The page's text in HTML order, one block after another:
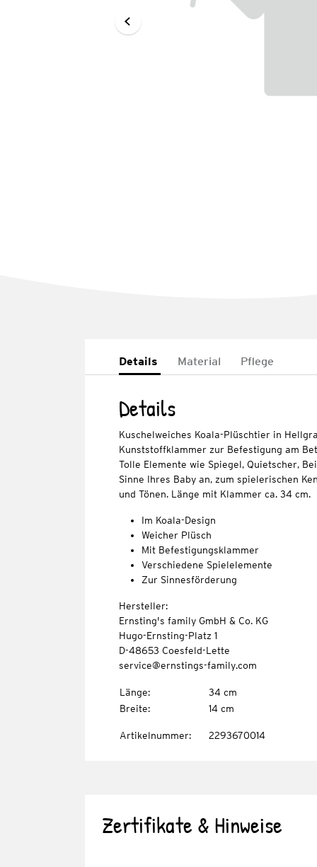
Details Material Pflege
Details
Kuschelweiches Koala-Plüschtier in
Kunststoffklammer zur Befestigung am
Tolle Elemente wie Spiegel, Quietscher,
Sinne Ihres Baby an, zum spielerischen
und Tönen. Länge mit Klammer ca. 34 cm.
Im Koala-Design
Weicher Plüsch
Mit Befestigungsklammer
Verschiedene Spielelemente
Zur Sinnesförderung
Hersteller:
Ernsting's family GmbH & Co. KG
Hugo-Ernsting-Platz 1
D-48653 Coesfeld-Lette
service@ernstings-family.com
Länge:
34 cm
Breite: 14 cm
Artikelnummer: 2293670014
Zertifikate & Hinweise